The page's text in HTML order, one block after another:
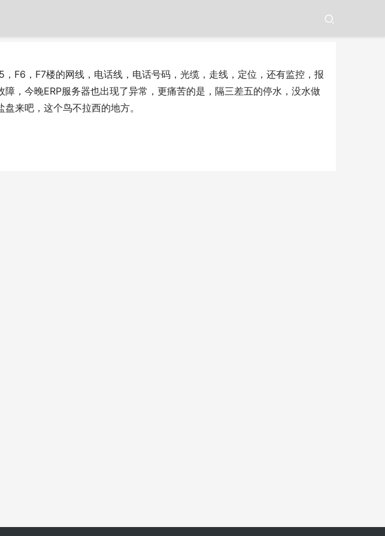
F6，F7楼的网线，电话线，电话号码，光缆，走线，定位，还有监控，报
，今晚ERP服务器也出现了异常，更痛苦的是，隔三差五的停水，没水做
来吧，这个鸟不拉西的地方。